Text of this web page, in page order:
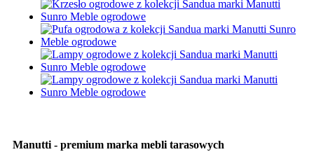
Manutti - premium marka mebli tarasowych